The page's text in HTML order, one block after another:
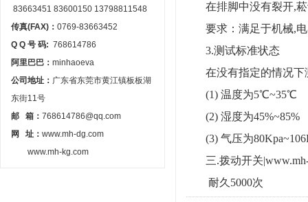
83663451 83600150 13798811548
传真(FAX)： 0769-83663452
Q Q 号 码: 768614786
阿里巴巴： minhaoeva
公司地址： 广东省东莞市黄江镇板板湖
东街11号
邮 箱： 768614786@qq.com
网 址： www.mh-dg.com
www.mh-kg.com
在排脚中没有裂开,
要求：满足于机械,
3.测试标准状态
在没有指定的情况
(1) 温度为5℃~35℃
(2) 湿度为45%~85%
(3) 气压为
三.拨动开关
耐久 5000次